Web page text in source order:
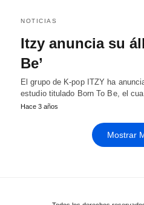
NOTICIAS
Itzy anuncia su
Be’
El grupo de K-pop ITZY ha
estudio titulado Born To Be, el
Hace 3 años
Mostrar